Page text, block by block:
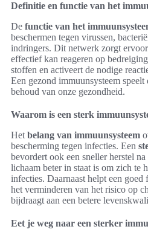
Definitie en functie van het
De functie van het
beschermen tegen virussen,
indringers. Dit netwerk zorgt
effectief kan reageren op
stoffen en activeert de nodige
Een gezond immuunsysteem
behoud van onze gezondheid.
Waarom is een sterk
Het belang van immuunsysteem
bescherming tegen infecties. Een
bevordert ook een sneller herstel
lichaam beter in staat is om zich te
infecties. Daarnaast helpt een
het verminderen van het risico op
bijdraagt aan een betere
Eet je weg naar een sterker